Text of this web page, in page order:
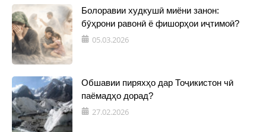
Болоравии худкушӣ миёни занон:
бӯҳрони равонӣ ё фишорҳои иҷтимоӣ?
05.03.2026
Обшавии пиряхҳо дар Тоҷикистон чӣ
паёмадҳо дорад?
27.02.2026